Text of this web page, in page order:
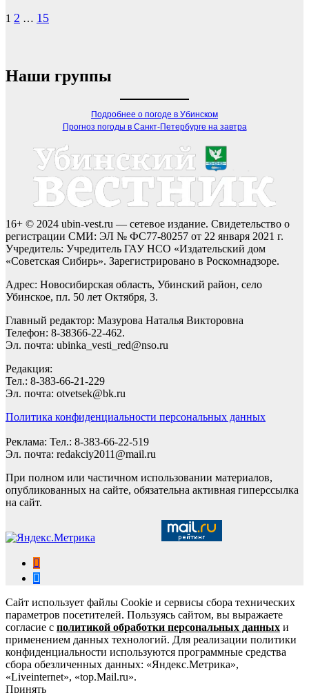
Пагинация
1 2 … 15
Наши группы
Подробнее о погоде в Убинском
Прогноз погоды в Санкт-Петербурге на завтра
16+ © 2024 ubin-vest.ru — сетевое издание. Свидетельство о
регистрации СМИ: ЭЛ № ФС77-80257 от 22 января 2021 г.
Учредитель: Учредитель ГАУ НСО «Издательский дом
«Советская Сибирь». Зарегистрировано в Роскомнадзоре.
Адрес: Новосибирская область, Убинский район, село
Убинское, пл. 50 лет Октября, 3.
Главный редактор: Мазурова Наталья Викторовна
Телефон: 8-38366-22-462.
Эл. почта: ubinka_vesti_red@nso.ru
Редакция:
Тел.: 8-383-66-21-229
Эл. почта: otvetsek@bk.ru
Политика конфиденциальности персональных данных
Реклама: Тел.: 8-383-66-22-519
Эл. почта: redakciy2011@mail.ru
При полном или частичном использовании материалов,
опубликованных на сайте, обязательна активная гиперссылка
на сайт.
Сайт использует файлы Cookie и сервисы сбора технических
параметров посетителей. Пользуясь сайтом, вы выражаете
согласие с политикой обработки персональных данных и
применением данных технологий. Для реализации политики
конфиденциальности используются программные средства
сбора обезличенных данных: «Яндекс.Метрика»,
«Liveinternet», «top.Mail.ru».
Принять